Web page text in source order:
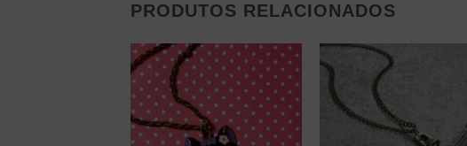
PRODUTOS RELACIONADOS